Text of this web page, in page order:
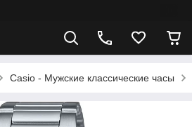
Casio - Мужские классические часы